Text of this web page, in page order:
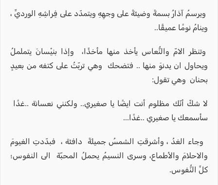
ويرسمُ آذارُ بسمةً وضيئةً على وجهِهِ ويتمدّد على فِراشِهِ الورديِّ ،
وينامُ نومًا عميقًا..
وتنظر الامّ والنُّعاس يأخذ منها مأخذًا، وإذا بنيْسانَ يتململُ
ويحاول ان يدنوَ منها .. فتضحك وهي تربّتُ على كتفه من بعيدٍ
بحنان وهي تقول:
لا شكّ أنّك مظلوم أنت ايضًا يا صغيري.. ولكنني نعسانة ..غدًا
سأسمعك يا صغيري ..غدًا...
وجاء الغدُ ، وأشرقتِ الشمسُ جميلةً دافئة ، فبدّدتِ الغيومَ
والاحلامَ والأطماع، وسرى النسيمُ يحملُ المحبّةَ الى النفوس؛
كلِّ النُّفوس.